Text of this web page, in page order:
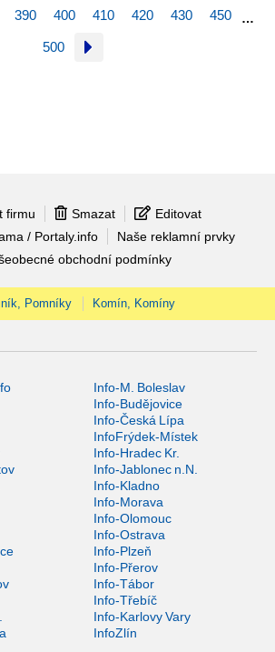
390 400 410 420 430 450 …
500
firmu Smazat
Editovat
/ Portaly.info
Naše reklamní prvky
obchodní podmínky
Pomníky Komín, Komíny
Info-M. Boleslav
Info-Budějovice
Info-Česká Lípa
InfoFrýdek-Místek
Info-Hradec Kr.
Info-Jablonec n.N.
Info-Kladno
Info-Morava
Info-Olomouc
Info-Ostrava
Info-Plzeň
Info-Přerov
Info-Tábor
Info-Třebíč
Info-Karlovy Vary
InfoZlín